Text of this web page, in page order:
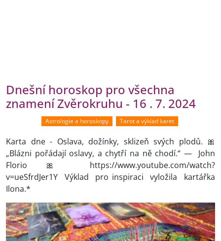
Dnešní horoskop pro všechna
znamení Zvěrokruhu - 16 . 7. 2024
Astrologie a horoskopy Tarot a výklad karet
Karta dne - Oslava, dožínky, sklizeň svých plodů. 🎀
„Blázni pořádají oslavy, a chytří na ně chodí.“ — John
Florio 🎀 https://www.youtube.com/watch?
v=ueSfrdJer1Y Výklad pro inspiraci vyložila kartářka
Ilona.*